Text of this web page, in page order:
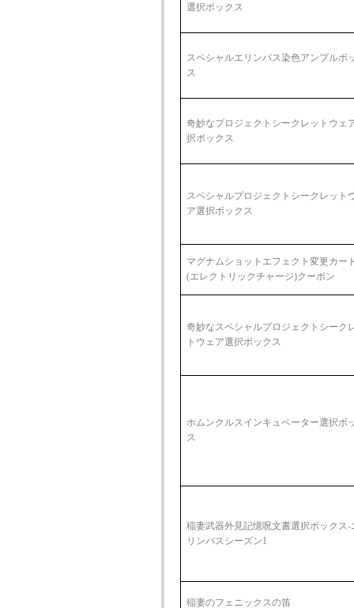
選択ボックス
スペシャルエリンパス染色アンプルボ
ス
奇妙なプロジェクトシークレットウェ
択ボックス
スペシャルプロジェクトシークレット
ア選択ボックス
マグナムショットエフェクト変更カー
(エレクトリックチャージ)クーポン
奇妙なスペシャルプロジェクトシーク
トウェア選択ボックス
ホムンクルスインキュベーター選択ボ
ス
稲妻武器外見記憶呪文書選択ボックス-
リンパスシーズン1
稲妻のフェニックスの笛